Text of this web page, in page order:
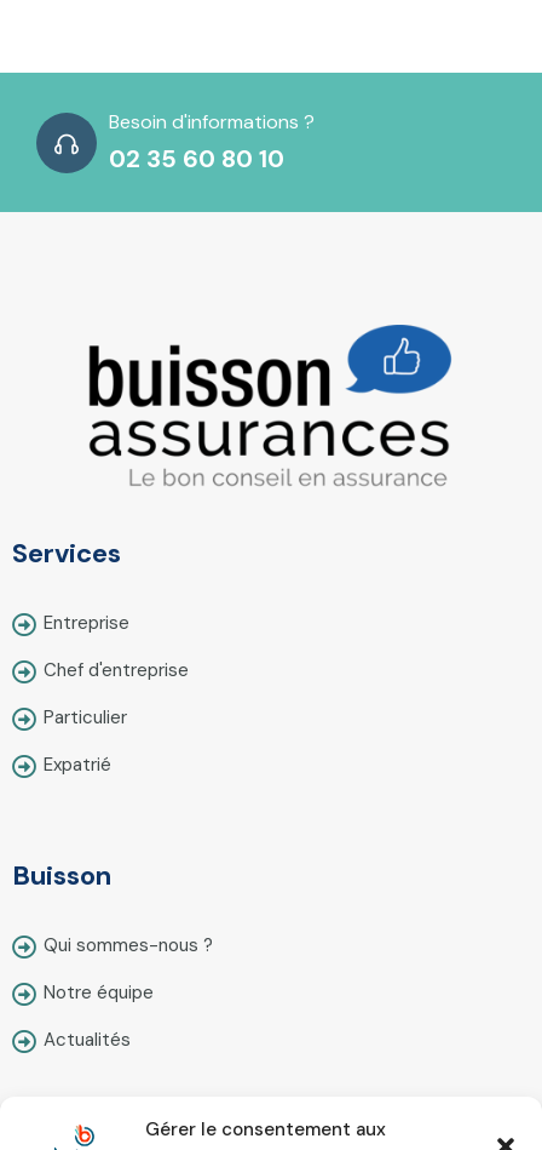
Gérer le consentement aux
Besoin d'informations ?
02 35 60 80 10
Services
Entreprise
Chef d'entreprise
Particulier
Expatrié
Buisson
Qui sommes-nous ?
Notre équipe
Actualités